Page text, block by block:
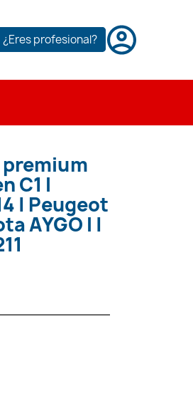
¿Eres profesional?
C1 I
| Peugeot
AYGO I |